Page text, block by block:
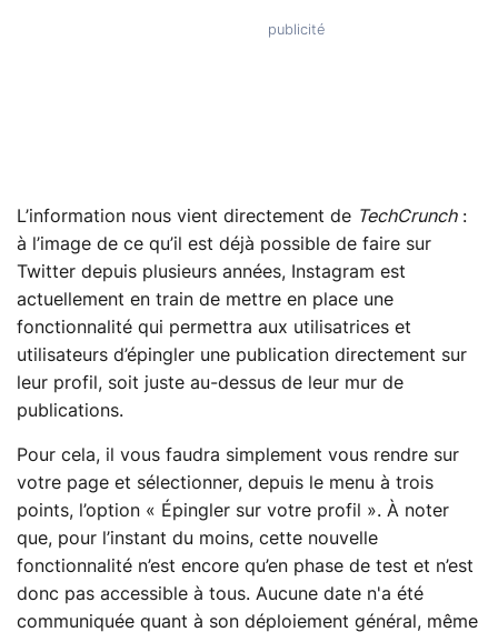
L’information nous vient directement de TechCrunch:
à l’image de ce qu’il est déjà possible de faire sur
Twitter depuis plusieurs années, Instagram est
actuellement en train de mettre en place une
fonctionnalité qui permettra aux utilisatrices et
utilisateurs d’épingler une publication directement sur
leur profil, soit juste au-dessus de leur mur de
publications.
Pour cela, il vous faudra simplement vous rendre sur
votre page et sélectionner, depuis le menu à trois
points, l’option « Épingler sur votre profil ». À noter
que, pour l’instant du moins, cette nouvelle
fonctionnalité n’est encore qu’en phase de test et n’est
donc pas accessible à tous. Aucune date n'a été
communiquée quant à son déploiement général, même